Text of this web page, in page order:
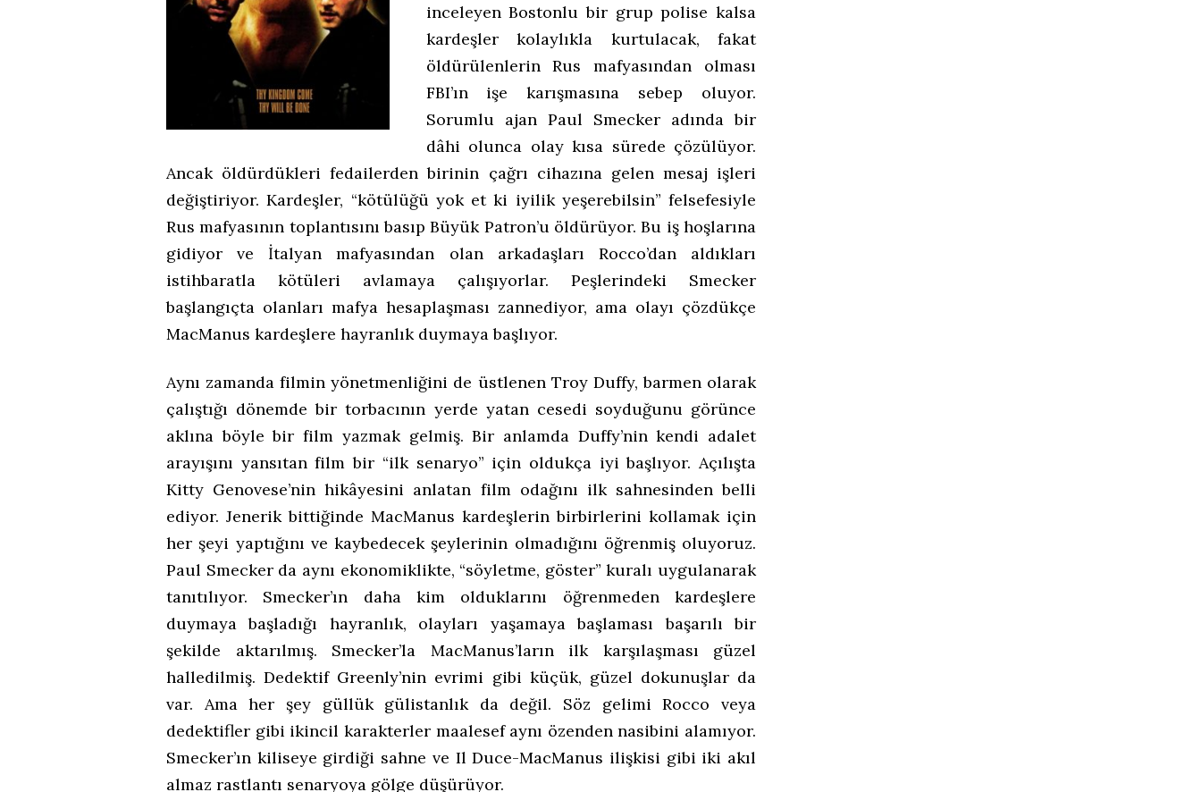
inceleyen Bostonlu bir grup polise kalsa
kardeşler kolaylıkla kurtulacak, fakat
öldürülenlerin Rus mafyasından olması
FBI’ın işe karışmasına sebep oluyor.
Sorumlu ajan Paul Smecker adında bir
dâhi olunca olay kısa sürede çözülüyor.
Ancak öldürdükleri fedailerden birinin çağrı cihazına gelen mesaj işleri
değiştiriyor. Kardeşler, “kötülüğü yok et ki iyilik yeşerebilsin” felsefesiyle
Rus mafyasının toplantısını basıp Büyük Patron’u öldürüyor. Bu iş hoşlarına
gidiyor ve İtalyan mafyasından olan arkadaşları Rocco’dan aldıkları
istihbaratla kötüleri avlamaya çalışıyorlar. Peşlerindeki Smecker
başlangıçta olanları mafya hesaplaşması zannediyor, ama olayı çözdükçe
MacManus kardeşlere hayranlık duymaya başlıyor.
Aynı zamanda filmin yönetmenliğini de üstlenen Troy Duffy, barmen olarak
çalıştığı dönemde bir torbacının yerde yatan cesedi soyduğunu görünce
aklına böyle bir film yazmak gelmiş. Bir anlamda Duffy’nin kendi adalet
arayışını yansıtan film bir “ilk senaryo” için oldukça iyi başlıyor. Açılışta
Kitty Genovese’nin hikâyesini anlatan film odağını ilk sahnesinden belli
ediyor. Jenerik bittiğinde MacManus kardeşlerin birbirlerini kollamak için
her şeyi yaptığını ve kaybedecek şeylerinin olmadığını öğrenmiş oluyoruz.
Paul Smecker da aynı ekonomiklikte, “söyletme, göster” kuralı uygulanarak
tanıtılıyor. Smecker’ın daha kim olduklarını öğrenmeden kardeşlere
duymaya başladığı hayranlık, olayları yaşamaya başlaması başarılı bir
şekilde aktarılmış. Smecker’la MacManus’ların ilk karşılaşması güzel
halledilmiş. Dedektif Greenly’nin evrimi gibi küçük, güzel dokunuşlar da
var. Ama her şey güllük gülistanlık da değil. Söz gelimi Rocco veya
dedektifler gibi ikincil karakterler maalesef aynı özenden nasibini alamıyor.
Smecker’ın kiliseye girdiği sahne ve Il Duce-MacManus ilişkisi gibi iki akıl
almaz rastlantı senaryoya gölge düşürüyor.